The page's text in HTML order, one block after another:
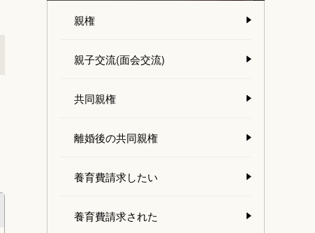
親権
親子交流(面会交流)
共同親権
離婚後の共同親権
養育費請求したい
養育費請求された